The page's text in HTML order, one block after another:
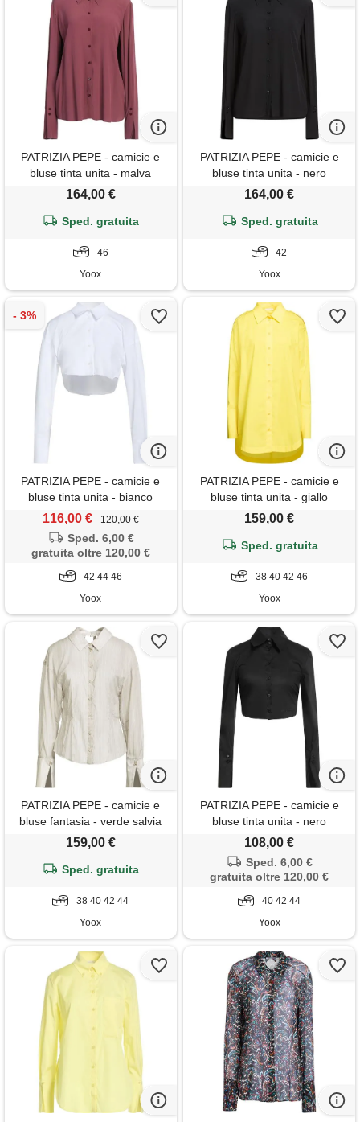
PATRIZIA PEPE - camicie e
bluse tinta unita - malva
164,00 €
Sped. gratuita
46
Yoox
PATRIZIA PEPE - camicie e
bluse tinta unita - nero
164,00 €
Sped. gratuita
42
Yoox
PATRIZIA PEPE - camicie e
bluse tinta unita - bianco
116,00 € 120,00 €
Sped. 6,00 €
gratuita oltre 120,00 €
42 44 46
Yoox
PATRIZIA PEPE - camicie e
bluse tinta unita - giallo
159,00 €
Sped. gratuita
38 40 42 46
Yoox
PATRIZIA PEPE - camicie e
bluse fantasia - verde salvia
159,00 €
Sped. gratuita
38 40 42 44
Yoox
PATRIZIA PEPE - camicie e
bluse tinta unita - nero
108,00 €
Sped. 6,00 €
gratuita oltre 120,00 €
40 42 44
Yoox